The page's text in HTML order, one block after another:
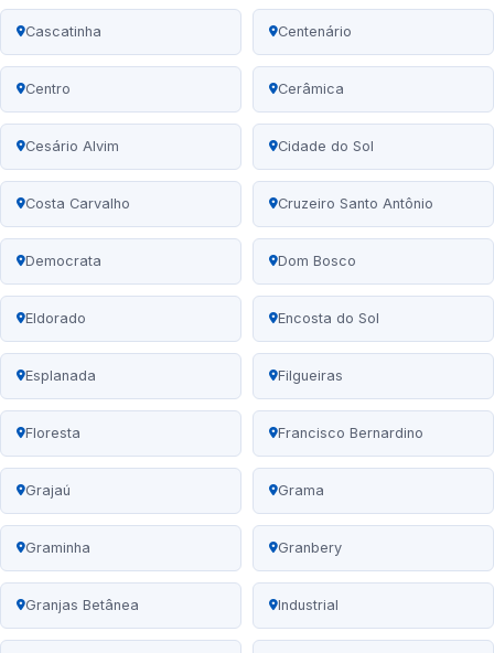
Cascatinha Centenário
Centro Cerâmica
Cesário Alvim Cidade do Sol
Costa Carvalho Cruzeiro Santo Antônio
Democrata Dom Bosco
Eldorado Encosta do Sol
Esplanada Filgueiras
Floresta Francisco Bernardino
Grajaú Grama
Graminha Granbery
Granjas Betânea Industrial